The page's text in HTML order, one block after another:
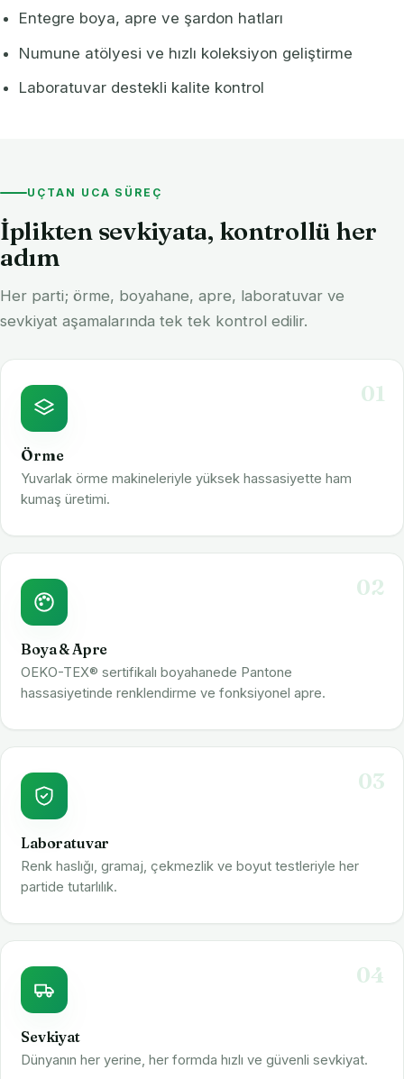
Entegre boya, apre ve şardon hatları
Numune atölyesi ve hızlı koleksiyon geliştirme
Laboratuvar destekli kalite kontrol
UÇTAN UCA SÜREÇ
İplikten sevkiyata, kontrollü her
adım
Her parti; örme, boyahane, apre, laboratuvar ve
sevkiyat aşamalarında tek tek kontrol edilir.
01
Örme
Yuvarlak örme makineleriyle yüksek hassasiyette ham
kumaş üretimi.
02
Boya & Apre
OEKO-TEX® sertifikalı boyahanede Pantone
hassasiyetinde renklendirme ve fonksiyonel apre.
03
Laboratuvar
Renk haslığı, gramaj, çekmezlik ve boyut testleriyle her
partide tutarlılık.
04
Sevkiyat
Dünyanın her yerine, her formda hızlı ve güvenli sevkiyat.